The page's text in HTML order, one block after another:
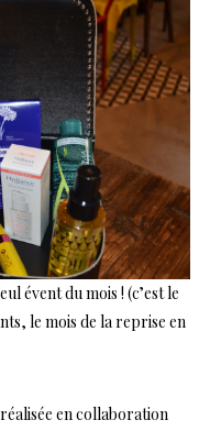
évent du mois ! (c’est le
le mois de la reprise en
en collaboration